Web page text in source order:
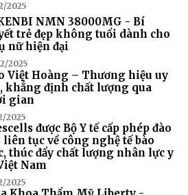
2025
NMN 38000MG - Bí
trẻ đẹp không tuổi dành cho
nữ hiện đại
2025
Việt Hoàng – Thương hiệu uy
khẳng định chất lượng qua
gian
2025
được Bộ Y tế cấp phép đào
liên tục về công nghệ tế bào
thúc đẩy chất lượng nhân lực y
Nam
2025